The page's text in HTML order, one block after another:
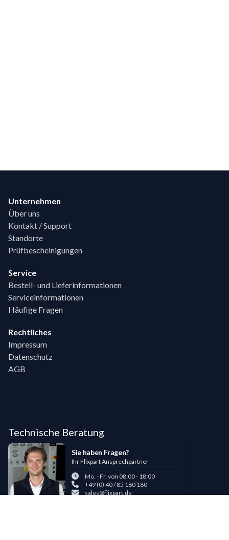
Unternehmen
Über uns
Kontakt / Support
Standorte
Prüfbescheinigungen
Service
Bestell- und Lieferinformationen
Serviceinformationen
Häufige Fragen
Rechtliches
Impressum
Datenschutz
AGB
Technische Beratung
Sie haben Fragen?
Ihr Flixpart Ansprechpartner
Mo. - Fr. von 08:00 - 18:00
+49 (0) 40 / 85 180 180
sales@flixpart.de